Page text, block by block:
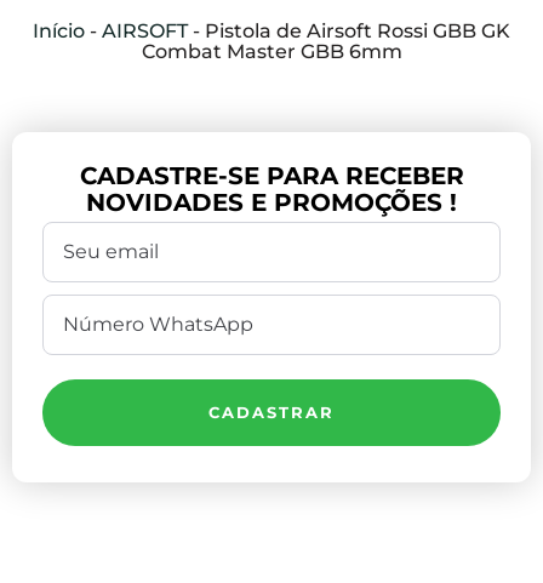
Início - AIRSOFT- Pistola de Airsoft Rossi GBB GK
Combat Master GBB 6mm
CADASTRE-SE PARA RECEBER
NOVIDADES E PROMOÇÕES !
CADASTRAR